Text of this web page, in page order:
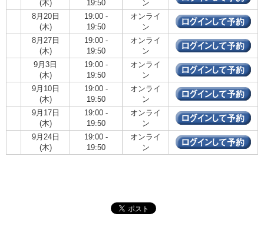
(木)
19:50
ン
8月20日
(木)
19:00 -
19:50
オンライ
ン
8月27日
(木)
19:00 -
19:50
オンライ
ン
9月3日
(木)
19:00 -
19:50
オンライ
ン
9月10日
(木)
19:00 -
19:50
オンライ
ン
9月17日
(木)
19:00 -
19:50
オンライ
ン
9月24日
(木)
19:00 -
19:50
オンライ
ン